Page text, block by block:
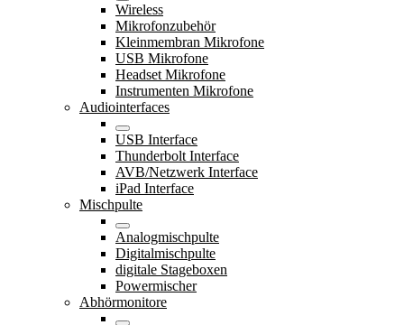
Wireless
Mikrofonzubehör
Kleinmembran Mikrofone
USB Mikrofone
Headset Mikrofone
Instrumenten Mikrofone
Audiointerfaces
USB Interface
Thunderbolt Interface
AVB/Netzwerk Interface
iPad Interface
Mischpulte
Analogmischpulte
Digitalmischpulte
digitale Stageboxen
Powermischer
Abhörmonitore